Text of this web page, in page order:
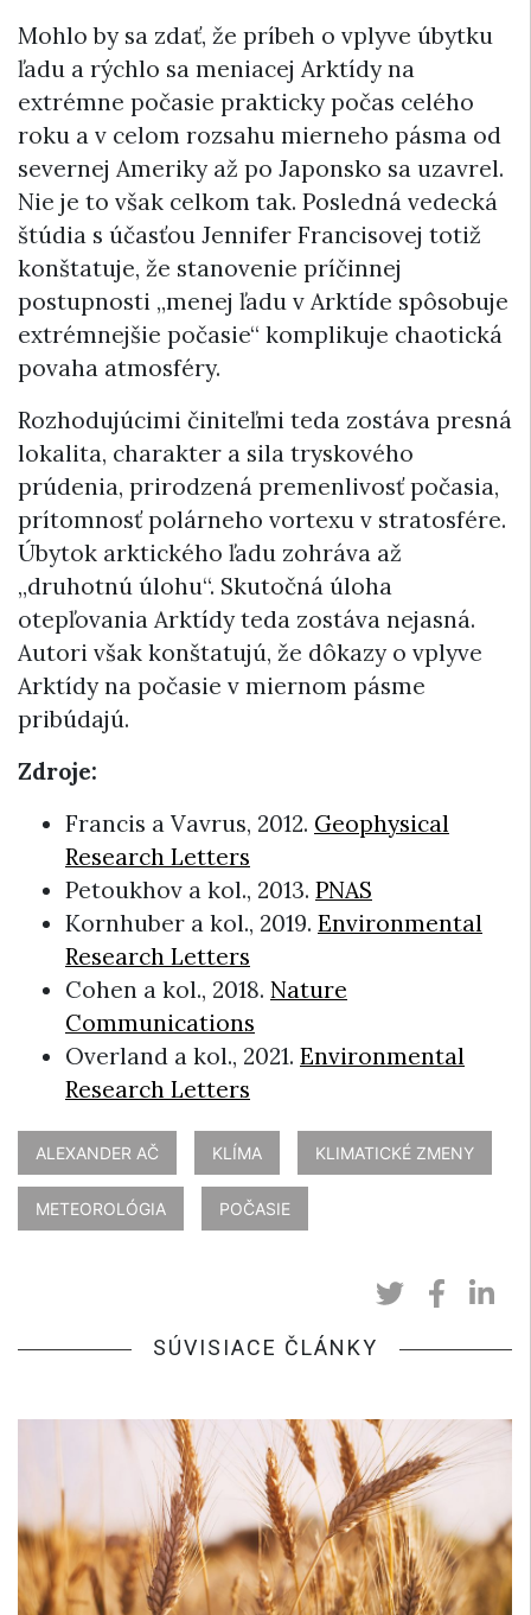
Mohlo by sa zdať, že príbeh o vplyve úbytku
ľadu a rýchlo sa meniacej Arktídy na
extrémne počasie prakticky počas celého
roku a v celom rozsahu mierneho pásma od
severnej Ameriky až po Japonsko sa uzavrel.
Nie je to však celkom tak. Posledná vedecká
štúdia s účasťou Jennifer Francisovej totiž
konštatuje, že stanovenie príčinnej
postupnosti „menej ľadu v Arktíde spôsobuje
extrémnejšie počasie“ komplikuje chaotická
povaha atmosféry.
Rozhodujúcimi činiteľmi teda zostáva presná
lokalita, charakter a sila tryskového
prúdenia, prirodzená premenlivosť počasia,
prítomnosť polárneho vortexu v stratosfére.
Úbytok arktického ľadu zohráva až
„druhotnú úlohu“. Skutočná úloha
otepľovania Arktídy teda zostáva nejasná.
Autori však konštatujú, že dôkazy o vplyve
Arktídy na počasie v miernom pásme
pribúdajú.
Zdroje:
Francis a Vavrus, 2012. Geophysical
Research Letters
Petoukhov a kol., 2013. PNAS
Kornhuber a kol., 2019. Environmental
Research Letters
Cohen a kol., 2018. Nature
Communications
Overland a kol., 2021. Environmental
Research Letters
ALEXANDER AČ KLÍMA KLIMATICKÉ ZMENY
METEOROLÓGIA POČASIE
SÚVISIACE ČLÁNKY